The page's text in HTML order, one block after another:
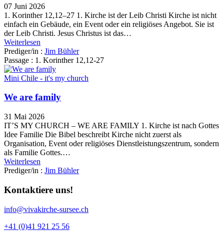
07 Juni 2026
1. Korinther 12,12–27 1. Kirche ist der Leib Christi Kirche ist nicht
einfach ein Gebäude, ein Event oder ein religiöses Angebot. Sie ist
der Leib Christi. Jesus Christus ist das…
Weiterlesen
Prediger/in : Jim Bühler
Passage : 1. Korinther 12,12-27
Mini Chile - it's my church
We are family
31 Mai 2026
IT’S MY CHURCH – WE ARE FAMILY 1. Kirche ist nach Gottes
Idee Familie Die Bibel beschreibt Kirche nicht zuerst als
Organisation, Event oder religiöses Dienstleistungszentrum, sondern
als Familie Gottes.…
Weiterlesen
Prediger/in : Jim Bühler
Kontaktiere uns!
info@vivakirche-sursee.ch
+41 (0)41 921 25 56